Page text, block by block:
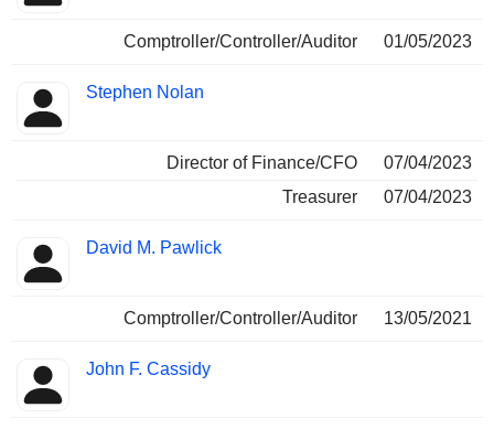
Comptroller/Controller/Auditor 01/05/2023
Stephen Nolan
Director of Finance/CFO
07/04/2023
Treasurer
07/04/2023
David M. Pawlick
Comptroller/Controller/Auditor 13/05/2021
John F. Cassidy